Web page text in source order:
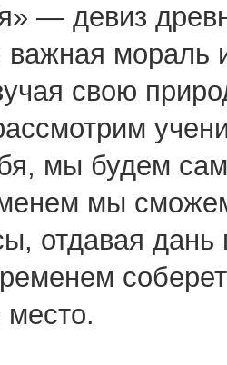
— девиз
мораль
свою
мы будем
мы
отдавая